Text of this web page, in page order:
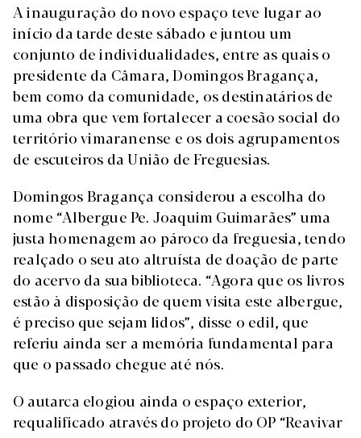
A inauguração do novo espaço teve lugar ao
início da tarde deste sábado e juntou um
conjunto de individualidades, entre as quais o
presidente da Câmara, Domingos Bragança,
bem como da comunidade, os destinatários de
uma obra que vem fortalecer a coesão social do
território vimaranense e os dois agrupamentos
de escuteiros da União de Freguesias.
Domingos Bragança considerou a escolha do
nome “Albergue Pe. Joaquim Guimarães” uma
justa homenagem ao pároco da freguesia, tendo
realçado o seu ato altruísta de doação de parte
do acervo da sua biblioteca. “Agora que os livros
estão à disposição de quem visita este albergue,
é preciso que sejam lidos”, disse o edil, que
referiu ainda ser a memória fundamental para
que o passado chegue até nós.
O autarca elogiou ainda o espaço exterior,
requalificado através do projeto do OP “Reavivar